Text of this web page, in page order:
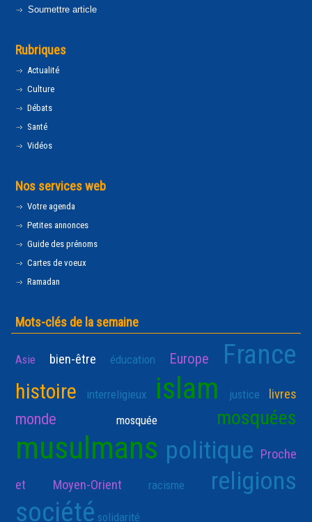
Soumettre article
Rubriques
Actualité
Culture
Débats
Santé
Vidéos
Nos services web
Votre agenda
Petites annonces
Guide des prénoms
Cartes de voeux
Ramadan
Mots-clés de la semaine
Asie bien-être éducation Europe France
histoire interreligieux islam justice livres
monde mosquée mosquées
musulmans politique Proche
et Moyen-Orient
racisme religions
société solidarité